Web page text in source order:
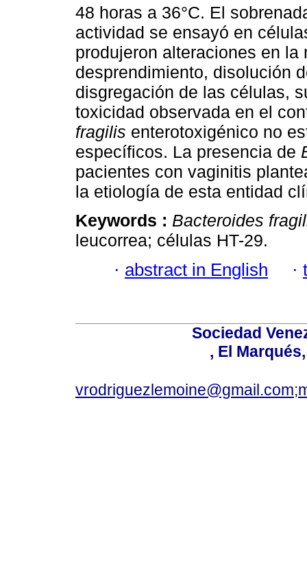
48 horas a 36°C. El
actividad se ensayó en
produjeron alteraciones en
desprendimiento, disolución
disgregación de las células,
toxicidad observada en el
fragilis enterotoxigénico no
específicos. La presencia de
pacientes con vaginitis
la etiología de esta entidad
Keywords : Bacteroides
leucorrea; células HT-29.
· abstract in English ·
Sociedad
, El